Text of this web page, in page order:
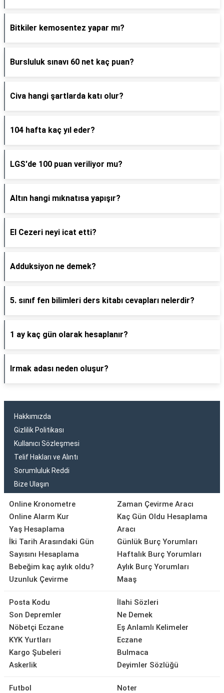
Bitkiler kemosentez yapar mı?
Bursluluk sınavı 60 net kaç puan?
Civa hangi şartlarda katı olur?
104 hafta kaç yıl eder?
LGS'de 100 puan veriliyor mu?
Altın hangi mıknatısa yapışır?
El Cezeri neyi icat etti?
Adduksiyon ne demek?
5. sınıf fen bilimleri ders kitabı cevapları nelerdir?
1 ay kaç gün olarak hesaplanır?
Irmak adası neden oluşur?
Hakkımızda
Gizlilik Politikası
Kullanıcı Sözleşmesi
Telif Hakları ve Alıntı
Sorumluluk Reddi
Bize Ulaşın
Online Kronometre
Online Alarm Kur
Yaş Hesaplama
İki Tarih Arasındaki Gün
Sayısını Hesaplama
Bebeğim kaç aylık oldu?
Uzunluk Çevirme
Zaman Çevirme Aracı
Kaç Gün Oldu Hesaplama
Aracı
Günlük Burç Yorumları
Haftalık Burç Yorumları
Aylık Burç Yorumları
Maaş
Posta Kodu
Son Depremler
Nöbetçi Eczane
KYK Yurtları
Kargo Şubeleri
Askerlik
İlahi Sözleri
Ne Demek
Eş Anlamlı Kelimeler
Eczane
Bulmaca
Deyimler Sözlüğü
Futbol
Noter